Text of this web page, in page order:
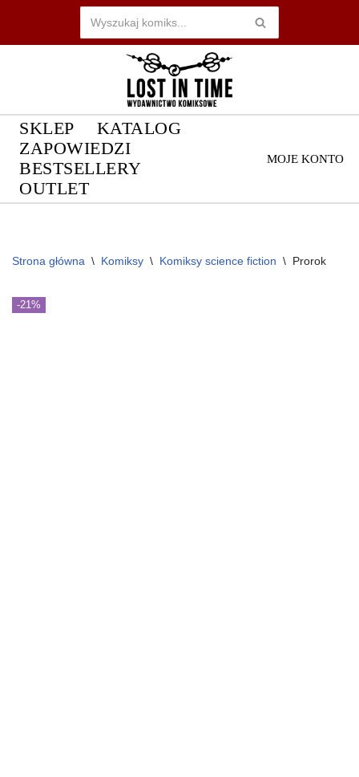
Przejdź
SKLEP
KATALOG
ZAPOWIEDZI
BESTSELLERY
OUTLET
MOJE KONTO
Strona główna \ Komiksy \ Komiksy science fiction \ Prorok
-21%